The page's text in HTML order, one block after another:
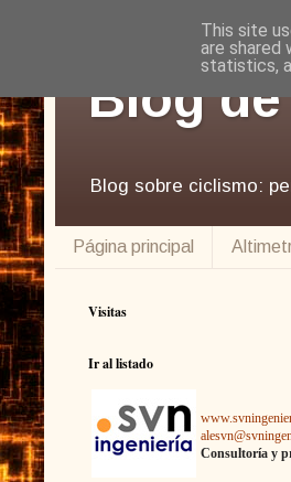
Blog
Blog sobre ciclismo:
Página principal
Visitas
Ir al listado
Consultoría y
This site
are shared
statistics,